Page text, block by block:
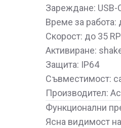
Зареждане: USB-
Време за работа:
Скорост: до 35
Активиране:
Защита: IP64
Съвместимост:
Производител:
Функционални
Ясна видимост